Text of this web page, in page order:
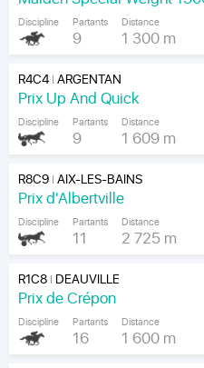
Discipline Partants
9
Distance
1 300 m
R4C4|ARGENTAN
Prix Up And Quick
Discipline Partants
9
Distance
1 609 m
R8C9|AIX-LES-BAINS
Prix d'Albertville
Discipline Partants
11
Distance
2 725 m
R1C8| DEAUVILLE
Prix de Crépon
Discipline Partants
16
Distance
1 600 m